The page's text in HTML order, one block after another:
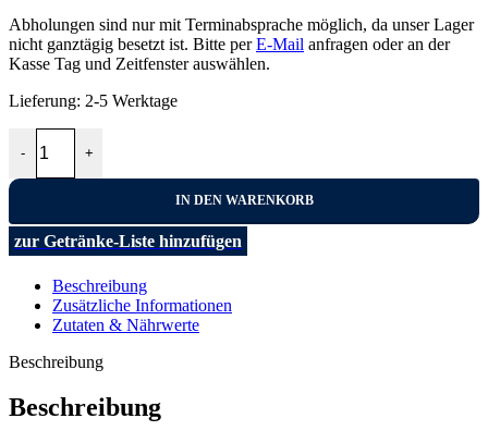
Abholungen sind nur mit Terminabsprache möglich, da unser Lager
nicht ganztägig besetzt ist. Bitte perE-Mail anfragen oder an der
Kasse Tag und Zeitfenster auswählen.
Lieferung: 2-5 Werktage
- +
IN DEN WARENKORB
zur Getränke-Liste hinzufügen
Beschreibung
Zusätzliche Informationen
Zutaten & Nährwerte
Beschreibung
Beschreibung